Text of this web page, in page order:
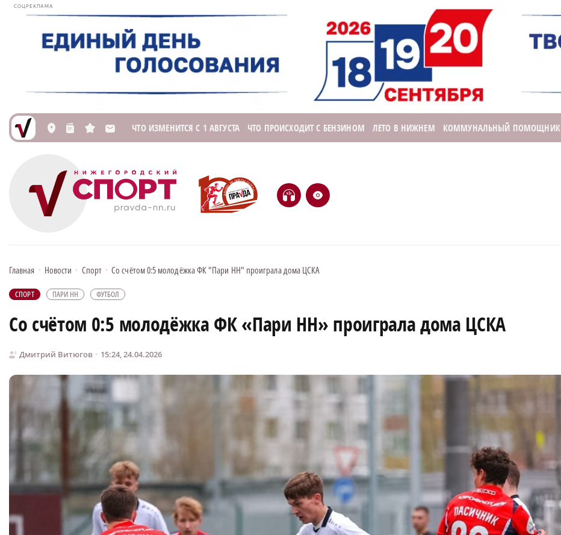
СОЦРЕКЛАМА
L n s M ЧТО ИЗМЕНИТСЯ С 1 АВГУСТА ЧТО ПРОИСХОДИТ С БЕНЗИНОМ ЛЕТО В НИЖНЕМ КОММУНАЛЬНЫЙ ПОМОЩНИК
H e
Главная • Новости • Спорт • Со счётом 0:5 молодёжка ФК "Пари НН" проиграла дома ЦСКА
СПОРТ ПАРИ НН ФУТБОЛ
Со счётом 0:5 молодёжка ФК «Пари НН» проиграла дома ЦСКА
Дмитрий Витюгов 15:24, 24.04.2026